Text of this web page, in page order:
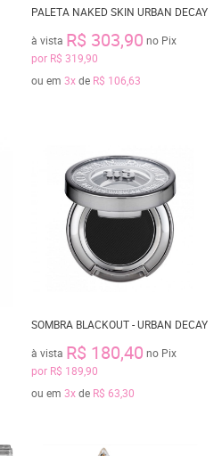
PALETA NAKED SKIN URBAN DECAY
à vista R$ 303,90 no Pix
por R$ 319,90
ou em 3xde R$ 106,63
SOMBRA BLACKOUT - URBAN DECAY
à vista R$ 180,40 no Pix
por R$ 189,90
ou em 3xde R$ 63,30